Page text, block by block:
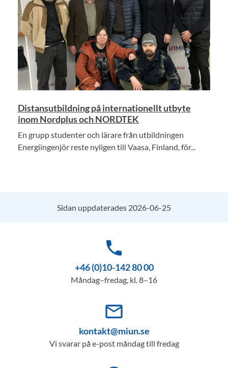
Distansutbildning på internationellt utbyte
inom Nordplus och NORDTEK
En grupp studenter och lärare från utbildningen
Energiingenjör reste nyligen till Vaasa, Finland, för...
Sidan uppdaterades 2026-06-25
phone
+46 (0)10-142 80 00
Måndag–fredag, kl. 8–16
mail_outline
kontakt@miun.se
Vi svarar på e-post måndag till fredag